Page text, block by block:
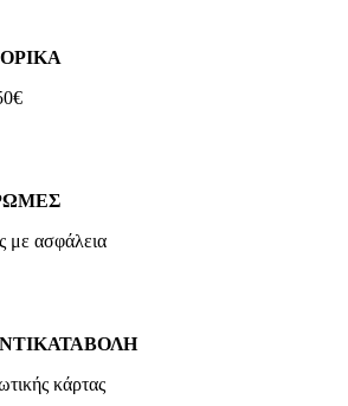
με ασφάλεια
κάρτας